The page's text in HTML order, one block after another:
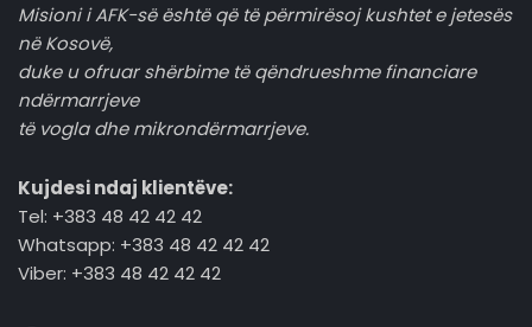
Misioni i AFK-së është që të përmirësoj kushtet e jetesës
në Kosovë,
duke u ofruar shërbime të qëndrueshme financiare
ndërmarrjeve
të vogla dhe mikrondërmarrjeve.
Kujdesi ndaj klientëve:
Tel: +383 48 42 42 42
Whatsapp: +383 48 42 42 42
Viber: +383 48 42 42 42